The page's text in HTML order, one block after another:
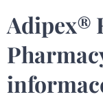
Adipex®